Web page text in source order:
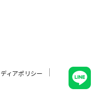
ィアポリシー